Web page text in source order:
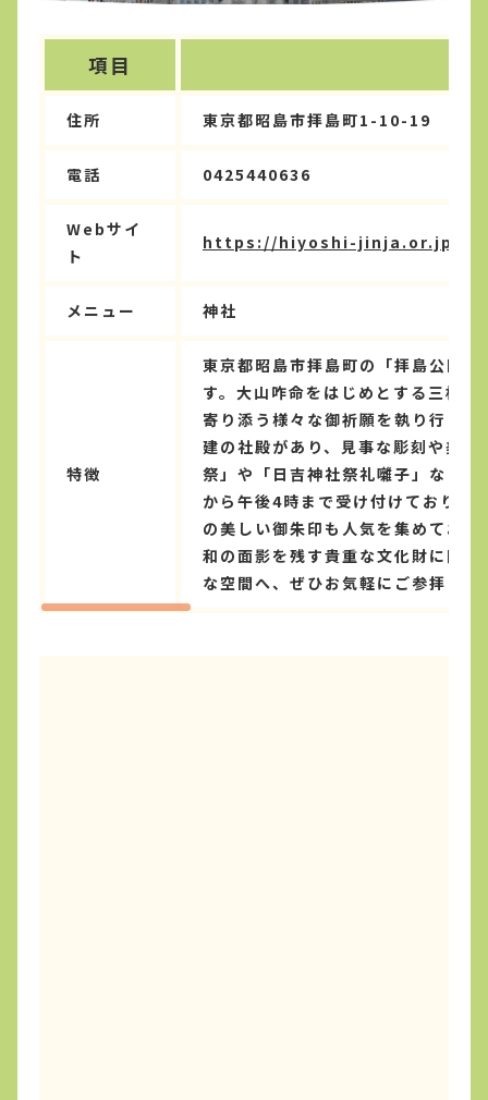
項目
住所 東京都昭島市拝島町1-10-19
電話 0425440636
Webサイ
ト
https://hiyoshi-jinja.or.jp/
メニュー 神社
特徴
東京都昭島市拝島町の「拝島公園
す。大山咋命をはじめとする三柱
寄り添う様々な御祈願を執り行っ
建の社殿があり、見事な彫刻や美
祭」や「日吉神社祭礼囃子」など
から午後4時まで受け付けており、
の美しい御朱印も人気を集めてお
和の面影を残す貴重な文化財に囲
な空間へ、ぜひお気軽にご参拝くだ